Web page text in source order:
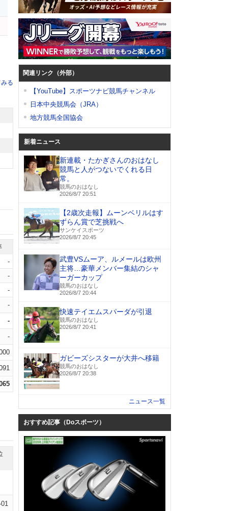
る
-
-
-
-
-
-
関連リンク（外部）
【YouTube】スポーツナビ競馬チャンネル
日本中央競馬会（JRA）
地方競馬全国協会
新着ニュース
新連載・たかぎさんのおはなし
競馬と人がつないでくれる日
常。
競馬のおはなし
2026/8/7 20:51
【2歳次走報】ムーンベリルはす
ずらん賞で芝挑戦へ
サンケイスポーツ
2026/8/7 20:45
武豊VSムーア、ルメールは欧州
主将…豪華メンバー集結のシャ
ーガーカップ
競馬のおはなし
2026/8/7 20:44
快速テイエムスパーダが引退
競馬のおはなし
2026/8/7 20:41
ガビーズシスターが大井へ移籍
競馬のおはなし
2026/8/7 20:38
ニュース一覧
おすすめ記事（Doスポーツ）